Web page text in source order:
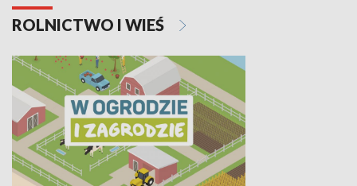
ROLNICTWO I WIEŚ